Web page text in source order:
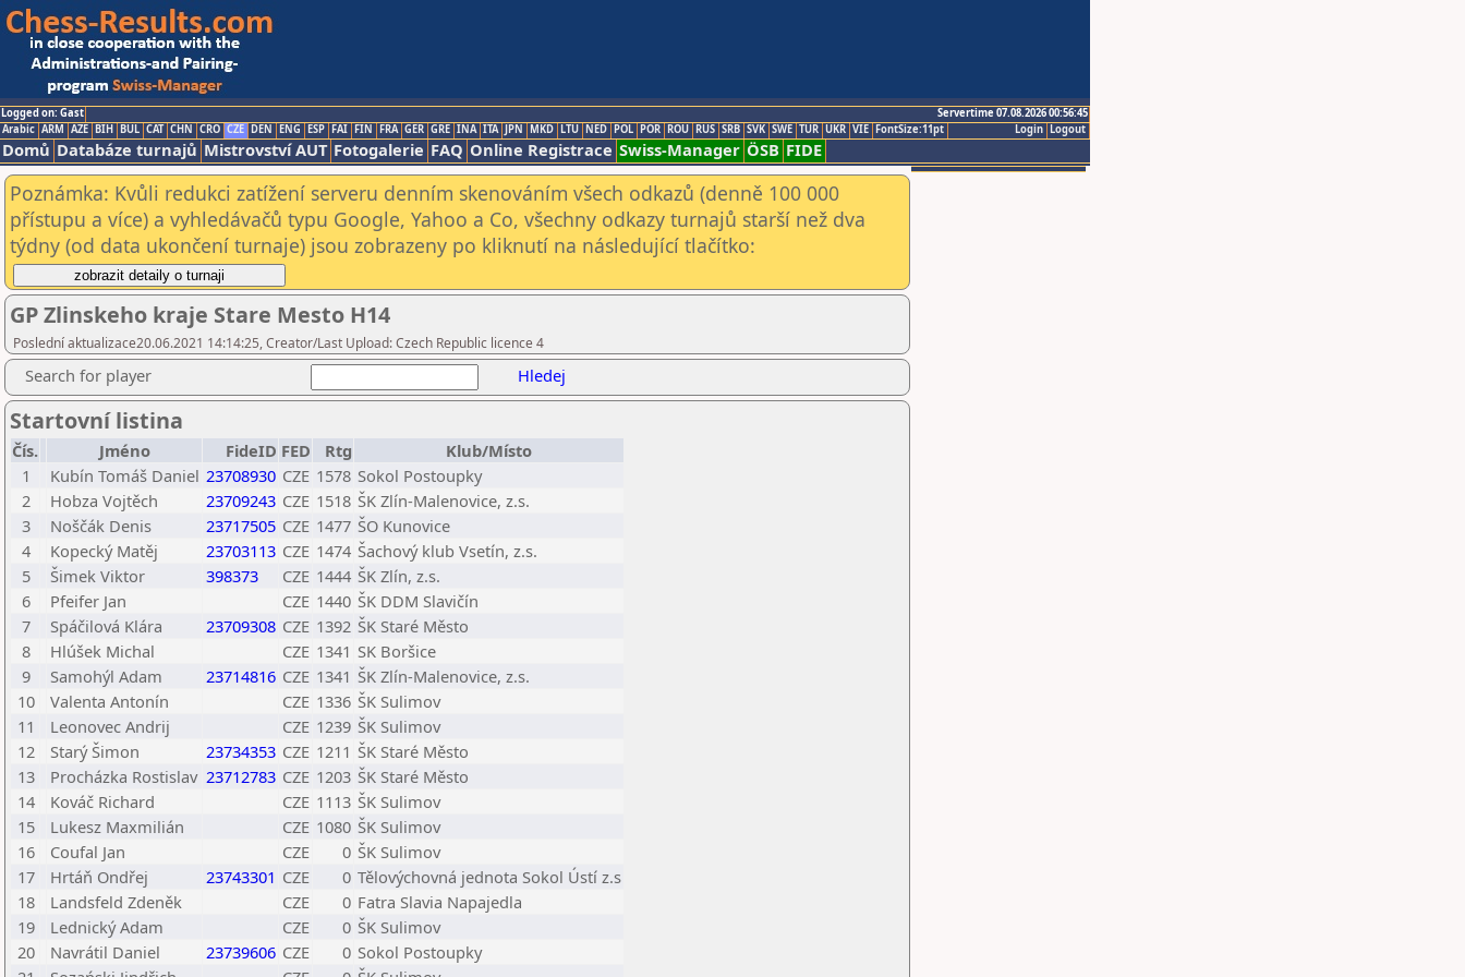
Logged on: Gast
Servertime 07.08.2026 00:56:45
Logout
Login
Arabic ARM AZE BIH BUL CAT CHN CRO CZE DEN ENG ESP FAI FIN FRA GER GRE INA ITA JPN MKD LTU NED POL POR ROU RUS SRB SVK SWE TUR UKR VIE FontSize:11pt
Domů Databáze turnajů Mistrovství AUT Fotogalerie FAQ Online Registrace Swiss-Manager ÖSB FIDE
Poznámka: Kvůli redukci zatížení serveru denním skenováním všech odkazů (denně 100 000
přístupu a více) a vyhledávačů typu Google, Yahoo a Co, všechny odkazy turnajů starší než dva
týdny (od data ukončení turnaje) jsou zobrazeny po kliknutí na následující tlačítko:
GP Zlinskeho kraje Stare Mesto H14
Poslední aktualizace20.06.2021 14:14:25, Creator/Last Upload: Czech Republic licence 4
Search for player Hledej
Startovní listina
Čís. Jméno FideID FED Rtg
Klub/Místo
1
Kubín Tomáš Daniel 23708930 CZE 1578 Sokol Postoupky
2
Hobza Vojtěch 23709243 CZE 1518 ŠK Zlín-Malenovice, z.s.
3
Noščák Denis 23717505 CZE 1477 ŠO Kunovice
4
Kopecký Matěj 23703113 CZE 1474 Šachový klub Vsetín, z.s.
5
Šimek Viktor 398373 CZE 1444 ŠK Zlín, z.s.
6
Pfeifer Jan CZE 1440 ŠK DDM Slavičín
7
Spáčilová Klára 23709308 CZE 1392 ŠK Staré Město
8
Hlúšek Michal CZE 1341 SK Boršice
9
Samohýl Adam 23714816 CZE 1341 ŠK Zlín-Malenovice, z.s.
10
Valenta Antonín CZE 1336 ŠK Sulimov
11
Leonovec Andrij CZE 1239 ŠK Sulimov
12
Starý Šimon 23734353 CZE 1211 ŠK Staré Město
13
Procházka Rostislav 23712783 CZE 1203 ŠK Staré Město
14
Kováč Richard CZE 1113 ŠK Sulimov
15
Lukesz Maxmilián CZE 1080 ŠK Sulimov
16
Coufal Jan CZE 0 ŠK Sulimov
17
Hrtáň Ondřej 23743301 CZE 0 Tělovýchovná jednota Sokol Ústí z.s
18
Landsfeld Zdeněk CZE 0 Fatra Slavia Napajedla
19
Lednický Adam CZE 0 ŠK Sulimov
20
Navrátil Daniel 23739606 CZE 0 Sokol Postoupky